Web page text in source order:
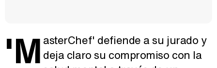
'M asterChef' defiende a su jurado y
deja claro su compromiso con la